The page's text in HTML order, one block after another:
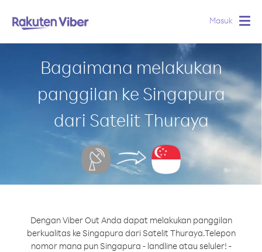
Masuk
Bagaimana melakukan
panggilan ke Singapura
dari Satelit Thuraya
Dengan Viber Out Anda dapat melakukan panggilan
berkualitas ke Singapura dari Satelit Thuraya.Telepon
nomor mana pun Singapura - landline atau seluler! -